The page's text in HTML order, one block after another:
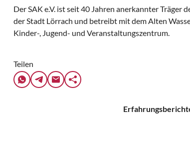
Der SAK e.V. ist seit 40 Jahren anerkannter Träger
der Stadt Lörrach und betreibt mit dem Alten
Kinder-, Jugend- und Veranstaltungszentrum.
Teilen